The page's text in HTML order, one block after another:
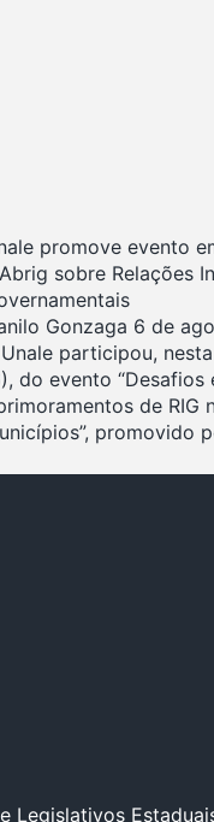
promove evento
sobre Relações
Gonzaga 6 de
participou,
do evento “Desafios
de RIG
promovido